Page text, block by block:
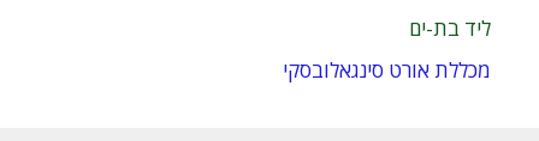
ליד בת-ים
מכללת אורט סינגאלובסקי